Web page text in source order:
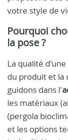
votre style de
Pourquoi
la pose ?
La qualité
du produit et la
guidons dans l'
les matériaux
(pergola
et les options